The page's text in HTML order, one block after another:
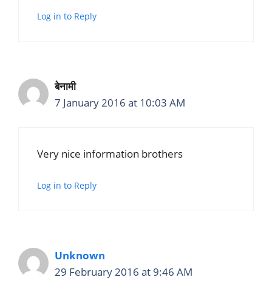
Log in to Reply
बेनामी
7 January 2016 at 10:03 AM
Very nice information brothers
Log in to Reply
Unknown
29 February 2016 at 9:46 AM